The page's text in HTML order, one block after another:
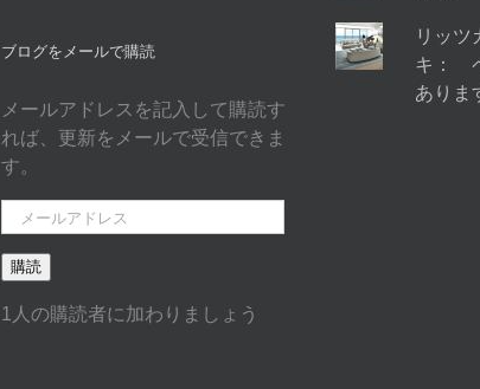
ブログをメールで購読
メールアドレスを記入して購読す
れば、更新をメールで受信できま
す。
ー
ル
ド
購読
1人の購読者に加わりましょう
リッツ
キ：
ありま